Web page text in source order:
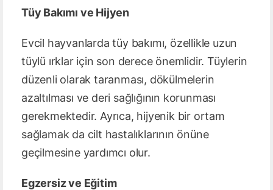
Tüy Bakımı ve Hijyen
Evcil hayvanlarda tüy bakımı, özellikle uzun
tüylü ırklar için son derece önemlidir. Tüylerin
düzenli olarak taranması, dökülmelerin
azaltılması ve deri sağlığının korunması
gerekmektedir. Ayrıca, hijyenik bir ortam
sağlamak da cilt hastalıklarının önüne
geçilmesine yardımcı olur.
Egzersiz ve Eğitim